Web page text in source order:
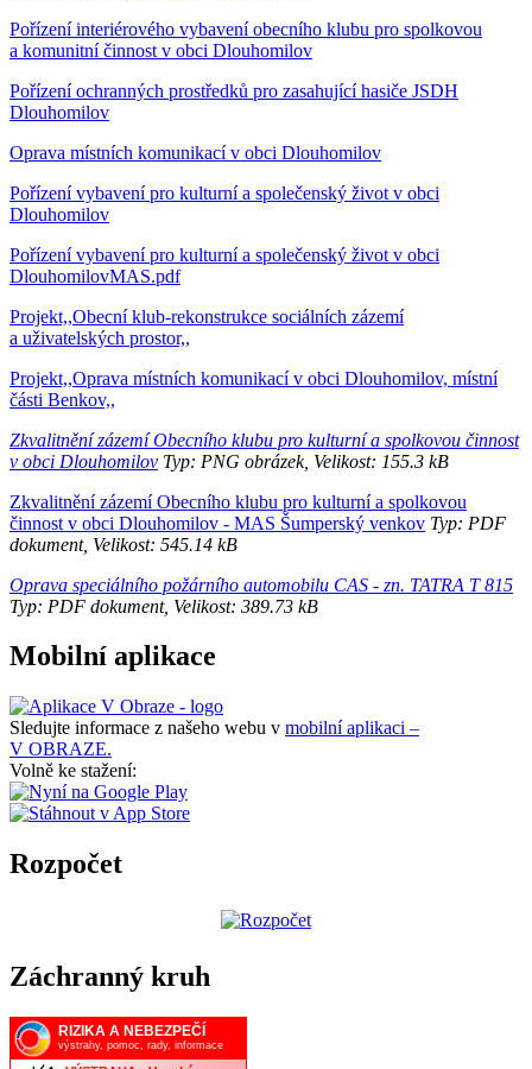
Pořízení interiérového vybavení obecního klubu pro spolkovou
a komunitní činnost v obci Dlouhomilov
Pořízení ochranných prostředků pro zasahující hasiče JSDH
Dlouhomilov
Oprava místních komunikací v obci Dlouhomilov
Pořízení vybavení pro kulturní a společenský život v obci
Dlouhomilov
Pořízení vybavení pro kulturní a společenský život v obci
DlouhomilovMAS.pdf
Projekt,,Obecní klub-rekonstrukce sociálních zázemí
a uživatelských prostor,,
Projekt,,Oprava místních komunikací v obci Dlouhomilov, místní
části Benkov,,
Zkvalitnění zázemí Obecního klubu pro kulturní a spolkovou činnost
v obci Dlouhomilov Typ: PNG obrázek, Velikost: 155.3 kB
Zkvalitnění zázemí Obecního klubu pro kulturní a spolkovou
činnost v obci Dlouhomilov - MAS Šumperský venkov Typ: PDF
dokument, Velikost: 545.14 kB
Oprava speciálního požárního automobilu CAS - zn. TATRA T 815
Typ: PDF dokument, Velikost: 389.73 kB
Mobilní aplikace
Sledujte informace z našeho webu v mobilní aplikaci –
V OBRAZE.
Volně ke stažení:
Rozpočet
Záchranný kruh